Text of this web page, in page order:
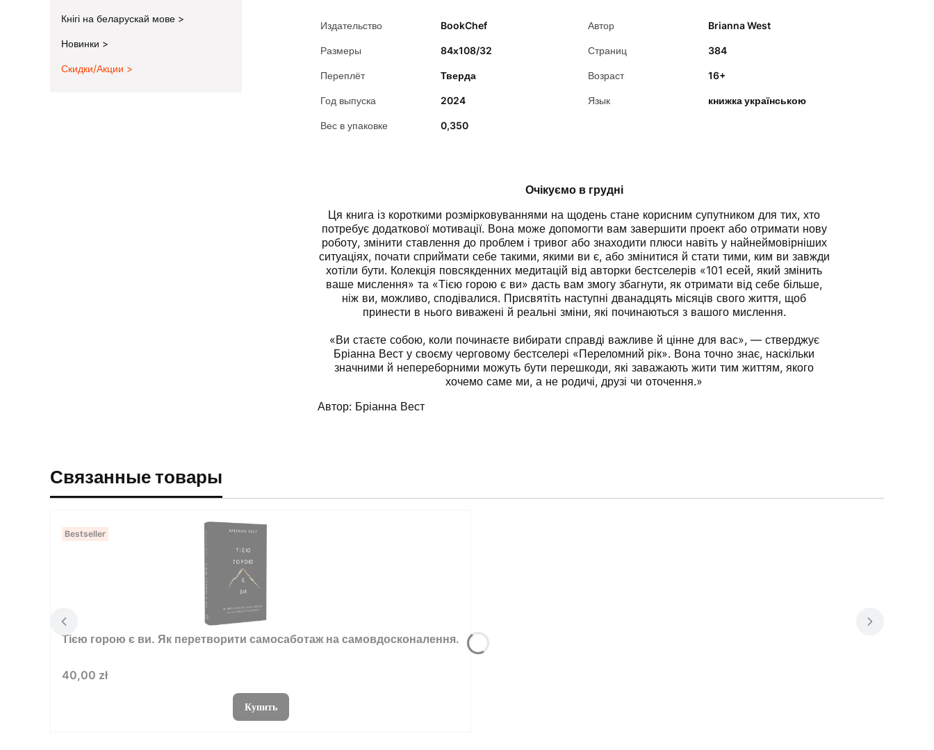
Кнігі на беларускай мове
Новинки
Скидки/Акции
Издательство BookChef Автор Brianna West
Размеры 84х108/32 Страниц 384
Переплёт Тверда Возраст 16+
Год выпуска 2024 Язык книжка українською
Вес в упаковке 0,350
Очікуємо в грудні
Ця книга із короткими розмірковуваннями на щодень стане корисним супутником для тих, хто
потребує додаткової мотивації. Вона може допомогти вам завершити проект або отримати нову
роботу, змінити ставлення до проблем і тривог або знаходити плюси навіть у найнеймовірніших
ситуаціях, почати сприймати себе такими, якими ви є, або змінитися й стати тими, ким ви завжди
хотіли бути. Колекція повсякденних медитацій від авторки бестселерів «101 есей, який змінить
ваше мислення» та «Тією горою є ви» дасть вам змогу збагнути, як отримати від себе більше,
ніж ви, можливо, сподівалися. Присвятіть наступні дванадцять місяців свого життя, щоб
принести в нього виважені й реальні зміни, які починаються з вашого мислення.
«Ви стаєте собою, коли починаєте вибирати справді важливе й цінне для вас», — стверджує
Бріанна Вест у своєму черговому бестселері «Переломний рік». Вона точно знає, наскільки
значними й непереборними можуть бути перешкоди, які заважають жити тим життям, якого
хочемо саме ми, а не родичі, друзі чи оточення.»
Автор: Бріанна Вест
Связанные товары
Bestseller
Тією горою є ви. Як перетворити самосаботаж на самовдосконалення.
Цена
40,00 zł
Купить